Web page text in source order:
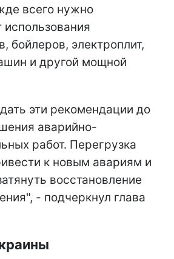
всего нужно
бойлеров, электроплит,
и другой мощной
эти рекомендации до
аварийно-
работ. Перегрузка
к новым авариям и
восстановление
- подчеркнул глава